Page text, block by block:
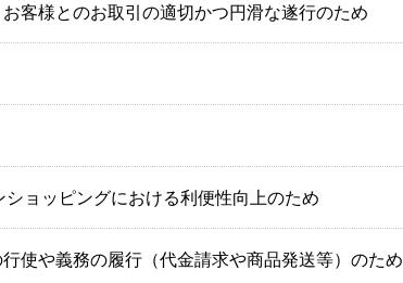
客様とのお取引の適切かつ円滑な遂行のため
ョッピングにおける利便性向上のため
使や義務の履行（代金請求や商品発送等）のため